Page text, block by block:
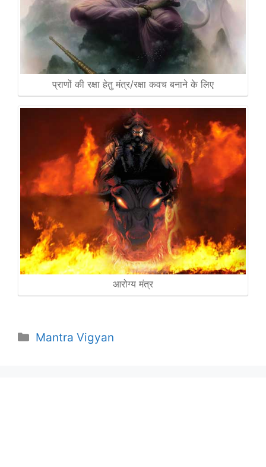
प्राणों की रक्षा हेतु मंत्र/रक्षा कवच बनाने के लिए
आरोग्य मंत्र
Categories
Mantra Vigyan